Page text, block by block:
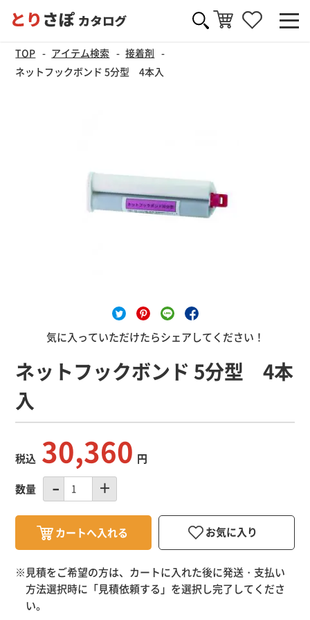
TOP アイテム検索
接着剤
ネットフックボンド 5分型 4本入
気に入っていただけたらシェアしてください！
ネットフックボンド 5分型 4本
入
税込 30,360 円
数量
※見積をご希望の方は、カートに入れた後に発送・支払い
方法選択時に「見積依頼する 」を選択し完了してくださ
い。